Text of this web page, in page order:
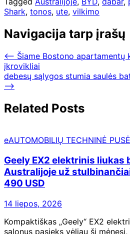
Shark, tonos, ute, vilkimo
Navigacija tarp įrašų
⟵ Šiame Bostono apartamentų
įkrovikliai
debesų sąlygos stumia saulės
⟶
Related Posts
eAUTOMOBILIŲ TECHNINĖ PUSĖ
Geely EX2 elektrinis liukas
Australijoje už
490 USD
14 liepos, 2026
Kompaktiškas „Geely“ EX2
salonus pasieks vėliau šį